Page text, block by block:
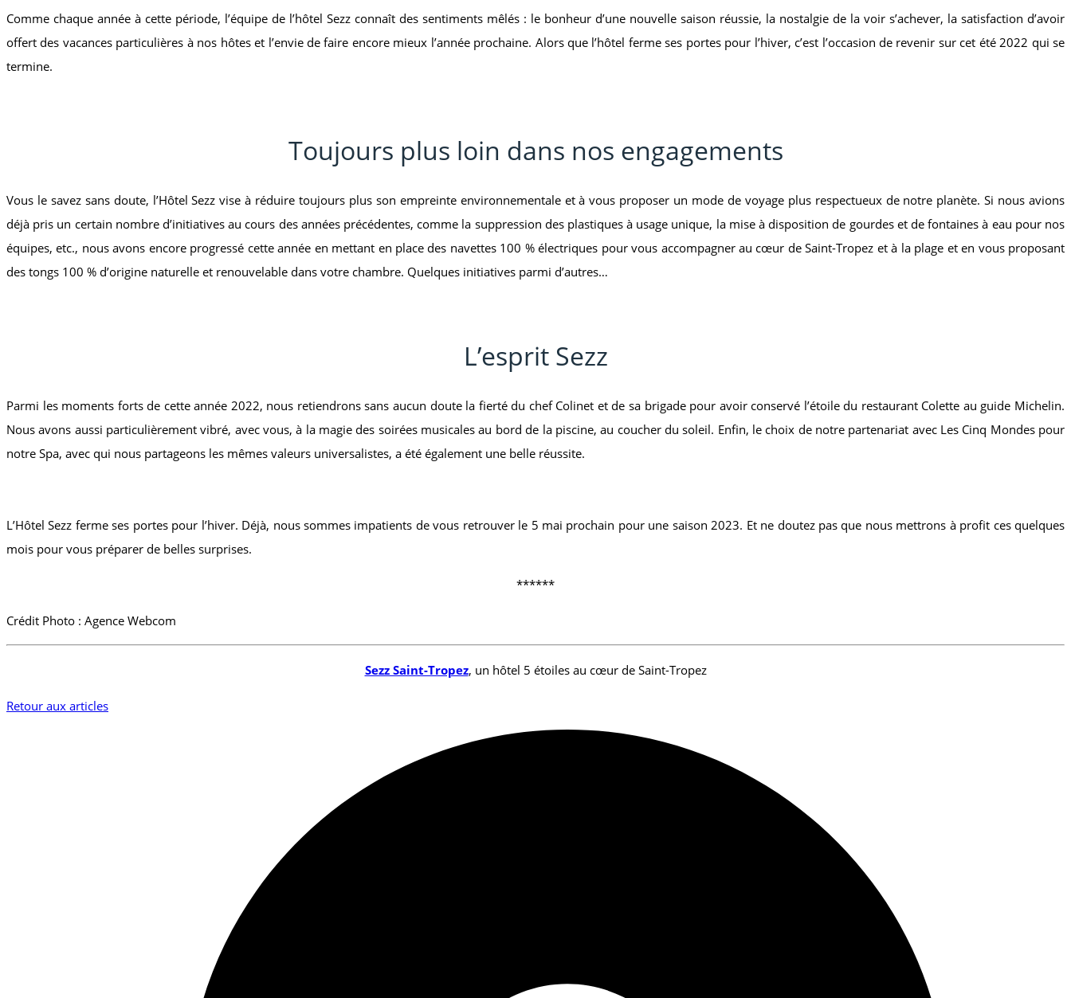
Comme chaque année à cette période, l’équipe de l’hôtel Sezz connaît des sentiments mêlés : le bonheur d’une nouvelle saison réussie, la nostalgie de la voir s’achever, la satisfaction d’avoir
offert des vacances particulières à nos hôtes et l’envie de faire encore mieux l’année prochaine. Alors que l’hôtel ferme ses portes pour l’hiver, c’est l’occasion de revenir sur cet été 2022 qui se
termine.
Toujours plus loin dans nos engagements
Vous le savez sans doute, l’Hôtel Sezz vise à réduire toujours plus son empreinte environnementale et à vous proposer un mode de voyage plus respectueux de notre planète. Si nous avions
déjà pris un certain nombre d’initiatives au cours des années précédentes, comme la suppression des plastiques à usage unique, la mise à disposition de gourdes et de fontaines à eau pour nos
équipes, etc., nous avons encore progressé cette année en mettant en place des navettes 100 % électriques pour vous accompagner au cœur de Saint-Tropez et à la plage et en vous proposant
des tongs 100 % d’origine naturelle et renouvelable dans votre chambre. Quelques initiatives parmi d’autres…
L’esprit Sezz
Parmi les moments forts de cette année 2022, nous retiendrons sans aucun doute la fierté du chef Colinet et de sa brigade pour avoir conservé l’étoile du restaurant Colette au guide Michelin.
Nous avons aussi particulièrement vibré, avec vous, à la magie des soirées musicales au bord de la piscine, au coucher du soleil. Enfin, le choix de notre partenariat avec Les Cinq Mondes pour
notre Spa, avec qui nous partageons les mêmes valeurs universalistes, a été également une belle réussite.
L’Hôtel Sezz ferme ses portes pour l’hiver. Déjà, nous sommes impatients de vous retrouver le 5 mai prochain pour une saison 2023. Et ne doutez pas que nous mettrons à profit ces quelques
mois pour vous préparer de belles surprises.
******
Crédit Photo : Agence Webcom
Sezz Saint-Tropez, un hôtel 5 étoiles au cœur de Saint-Tropez
Retour aux articles